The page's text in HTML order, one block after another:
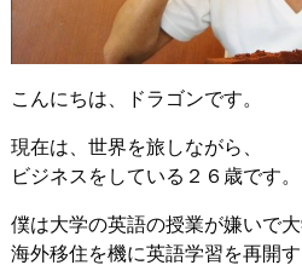
こんにちは、ドラゴンです。
現在は、世界を旅しながら、
ビジネスをしている２６歳です。
僕は大学の英語の授業が嫌いで大
海外移住を機に英語学習を再開す